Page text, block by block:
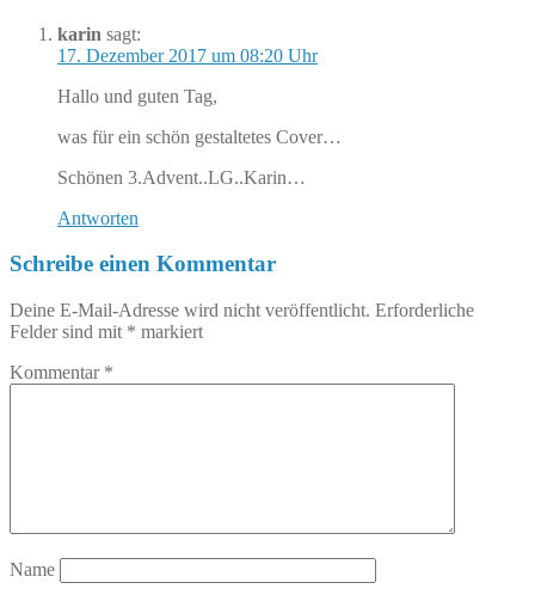
karin sagt:
17. Dezember 2017 um 08:20 Uhr
Hallo und guten Tag,
was für ein schön gestaltetes Cover…
Schönen 3.Advent..LG..Karin…
Antworten
Schreibe einen Kommentar
Deine E-Mail-Adresse wird nicht veröffentlicht. Erforderliche
Felder sind mit * markiert
Kommentar *
Name